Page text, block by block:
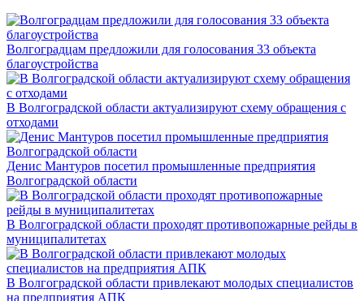
Волгоградцам предложили для голосования 33 объекта
благоустройства
В Волгоградской области актуализируют схему обращения с
отходами
Денис Мантуров посетил промышленные предприятия
Волгоградской области
В Волгоградской области проходят противопожарные рейды в
муниципалитетах
В Волгоградской области привлекают молодых специалистов
на предприятия АПК